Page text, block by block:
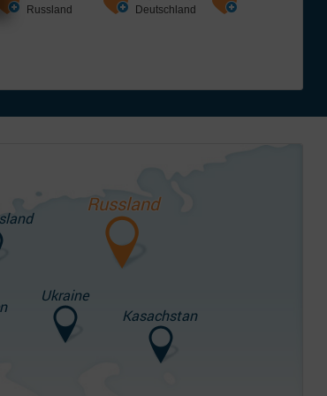
Deutschland
Schweiz
Russland
Ukraine
Kasachstan